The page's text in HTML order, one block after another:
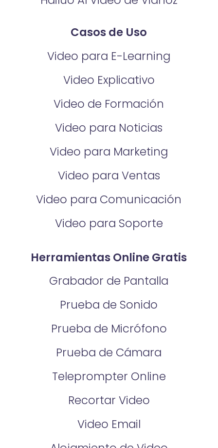
Casos de Uso
Video para E-Learning
Video Explicativo
Video de Formación
Video para Noticias
Video para Marketing
Video para Ventas
Video para Comunicación
Video para Soporte
Herramientas Online Gratis
Grabador de Pantalla
Prueba de Sonido
Prueba de Micrófono
Prueba de Cámara
Teleprompter Online
Recortar Video
Video Email